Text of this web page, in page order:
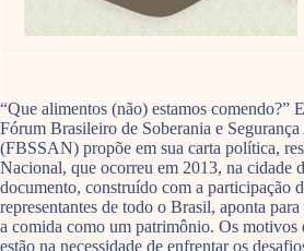
“Que alimentos (não) estamos comendo?”
Fórum Brasileiro de Soberania e
(FBSSAN) propõe em sua carta política,
Nacional, que ocorreu em 2013, na cidade
documento, construído com a participação
representantes de todo o Brasil, aponta
a comida como um patrimônio. Os motivos
estão na necessidade de enfrentar os